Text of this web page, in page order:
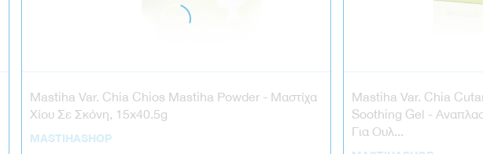
Mastiha Var. Chia Chios Mastiha Powder - Μαστίχα
Χίου Σε Σκόνη, 15x40.5g
MASTIHASHOP
Mastiha Var. Chia
Soothing Gel -
Για Ουλ...